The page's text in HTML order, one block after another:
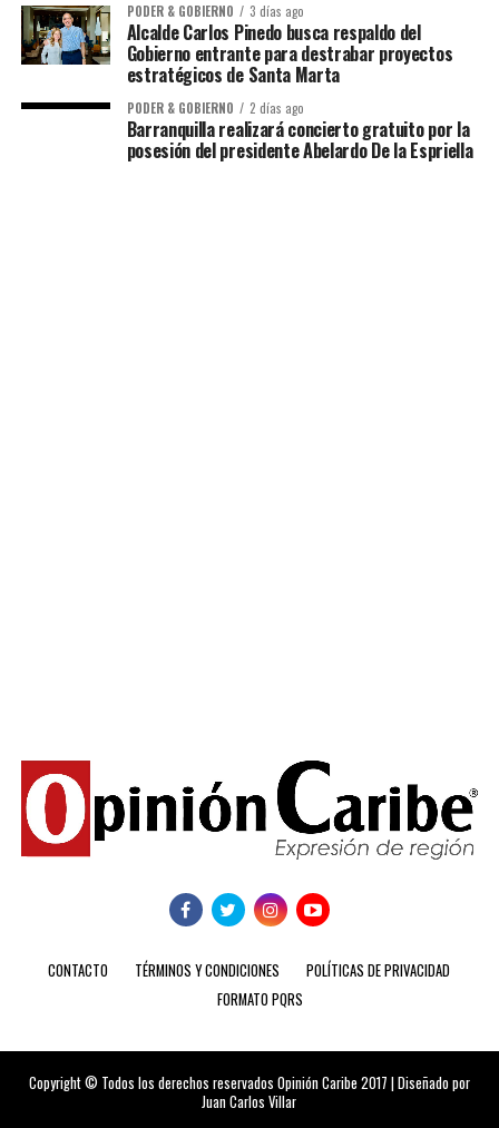
PODER & GOBIERNO 3 días ago
Alcalde Carlos Pinedo busca respaldo del
Gobierno entrante para destrabar proyectos
estratégicos de Santa Marta
PODER & GOBIERNO 2 días ago
Barranquilla realizará concierto gratuito por la
posesión del presidente Abelardo De la Espriella
CONTACTO TÉRMINOS Y CONDICIONES
POLÍTICAS DE PRIVACIDAD
FORMATO PQRS
Copyright © Todos los derechos reservados Opinión Caribe 2017 | Diseñado por
Juan Carlos Villar